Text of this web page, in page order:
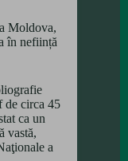
Moldova,
în neființă
de circa 45
ca un
vastă,
a